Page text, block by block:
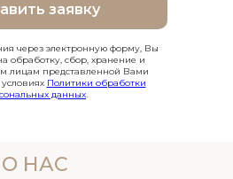
заявку
через электронную форму, Вы
обработку, сбор, хранение и
лицам представленной Вами
Политики обработки
данных.
О НАС